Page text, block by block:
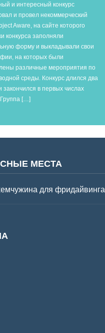
и интересный конкурс
и провел некоммерческий
Aware, на сайте которого
конкурса заполняли
форму и выкладывали свои
на которых были
различные мероприятия по
среды. Конкурс длился два
закончился в первых числах
Группа […]
МЕСТА
для фридайвинга